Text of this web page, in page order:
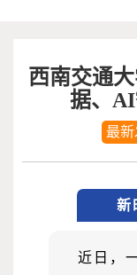
西南交通
据、
最新
新
近日，